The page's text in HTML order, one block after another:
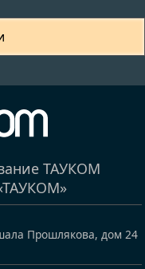
ТАУКОМ
Прошлякова, дом 24